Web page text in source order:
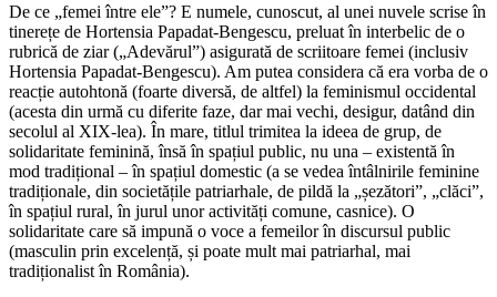
De ce „femei între ele”? E numele, cunoscut, al unei nuvele scrise în
tinerețe de Hortensia Papadat-Bengescu, preluat în interbelic de o
rubrică de ziar („Adevărul”) asigurată de scriitoare femei (inclusiv
Hortensia Papadat-Bengescu). Am putea considera că era vorba de o
reacție autohtonă (foarte diversă, de altfel) la feminismul occidental
(acesta din urmă cu diferite faze, dar mai vechi, desigur, datând din
secolul al XIX-lea). În mare, titlul trimitea la ideea de grup, de
solidaritate feminină, însă în spațiul public, nu una – existentă în
mod tradițional – în spațiul domestic (a se vedea întâlnirile feminine
tradiționale, din societățile patriarhale, de pildă la „șezători”, „clăci”,
în spațiul rural, în jurul unor activități comune, casnice). O
solidaritate care să impună o voce a femeilor în discursul public
(masculin prin excelență, și poate mult mai patriarhal, mai
tradiționalist în România).